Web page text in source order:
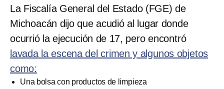
La Fiscalía General del Estado (FGE) de
Michoacán dijo que acudió al lugar donde
ocurrió la ejecución de 17, pero encontró
lavada la escena del crimen y algunos objetos
como:
Una bolsa con productos de limpieza